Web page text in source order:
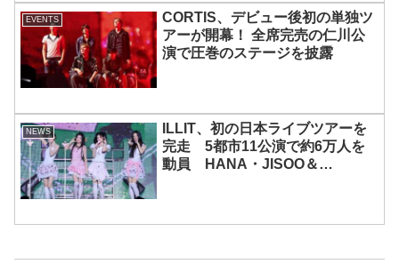
EVENTS
CORTIS、デビュー後初の単独ツ
アーが開幕！ 全席完売の仁川公
演で圧巻のステージを披露
NEWS
ILLIT、初の日本ライブツアーを
完走 5都市11公演で約6万人を
動員 HANA・JISOO＆